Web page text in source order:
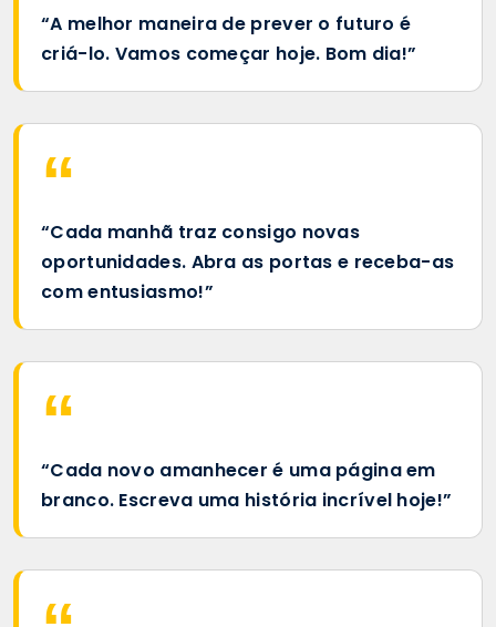
“A melhor maneira de prever o futuro é
criá-lo. Vamos começar hoje. Bom dia!”
“Cada manhã traz consigo novas
oportunidades. Abra as portas e receba-as
com entusiasmo!”
“Cada novo amanhecer é uma página em
branco. Escreva uma história incrível hoje!”